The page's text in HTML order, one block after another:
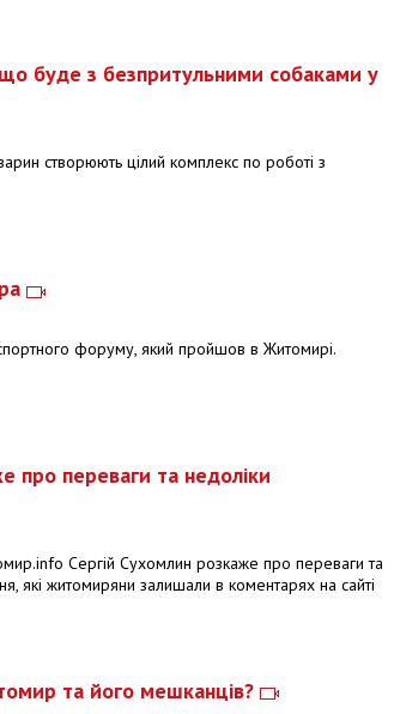
буде з безпритульними собаками у
створюють цілий комплекс по роботі з
форуму, який пройшов в Житомирі.
переваги та недоліки
Сергій Сухомлин розкаже про переваги та
які житомиряни залишали в коментарях на сайті
та його мешканців?